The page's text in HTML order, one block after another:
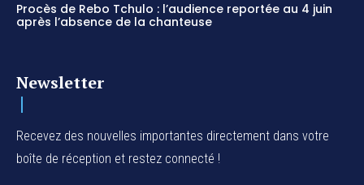
Procès de Rebo Tchulo : l’audience reportée au 4 juin
après l’absence de la chanteuse
Newsletter
Recevez des nouvelles importantes directement dans votre
boîte de réception et restez connecté !